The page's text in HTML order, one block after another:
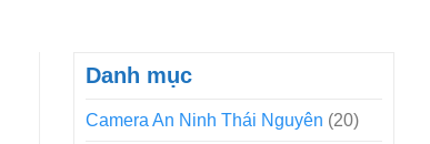
Danh mục
Camera An Ninh Thái Nguyên (20)